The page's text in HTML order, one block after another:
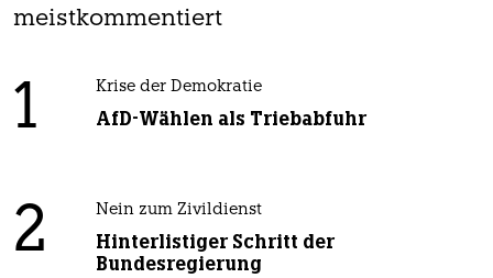
meistkommentiert
1 Krise der Demokratie
AfD-Wählen als Triebabfuhr
2 Nein zum Zivildienst
Hinterlistiger Schritt der
Bundesregierung